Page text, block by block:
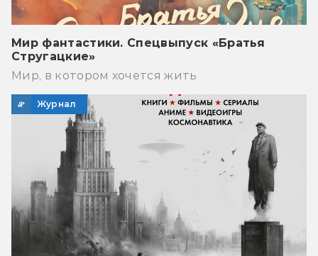
Мир фантастики. Спецвыпуск «Братья
Стругацкие»
Мир, в котором хочется жить
Журнал